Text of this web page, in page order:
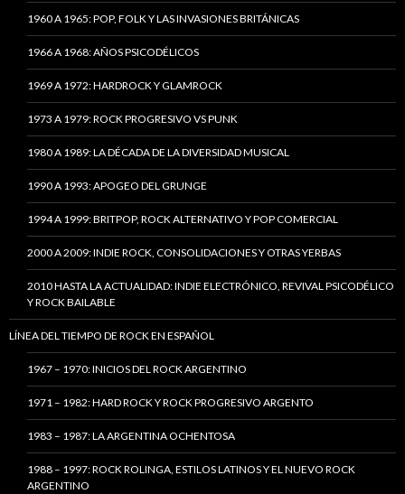
1960 A 1965: POP, FOLK Y LAS INVASIONES BRITÁNICAS
1966 A 1968: AÑOS PSICODÉLICOS
1969 A 1972: HARDROCK Y GLAMROCK
1973 A 1979: ROCK PROGRESIVO VS PUNK
1980 A 1989: LA DÉCADA DE LA DIVERSIDAD MUSICAL
1990 A 1993: APOGEO DEL GRUNGE
1994 A 1999: BRITPOP, ROCK ALTERNATIVO Y POP COMERCIAL
2000 A 2009: INDIE ROCK, CONSOLIDACIONES Y OTRAS YERBAS
2010 HASTA LA ACTUALIDAD: INDIE ELECTRÓNICO, REVIVAL PSICODÉLICO
Y ROCK BAILABLE
LÍNEA DEL TIEMPO DE ROCK EN ESPAÑOL
1967 – 1970: INICIOS DEL ROCK ARGENTINO
1971 – 1982: HARD ROCK Y ROCK PROGRESIVO ARGENTO
1983 – 1987: LA ARGENTINA OCHENTOSA
1988 – 1997: ROCK ROLINGA, ESTILOS LATINOS Y EL NUEVO ROCK
ARGENTINO